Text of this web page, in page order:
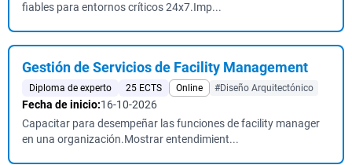
fiables para entornos críticos 24x7.Imp...
Gestión de Servicios de Facility Management
Diploma de experto 25 ECTS Online #Diseño Arquitectónico
Fecha de inicio:16-10-2026
Capacitar para desempeñar las funciones de facility manager
en una organización.Mostrar entendimient...